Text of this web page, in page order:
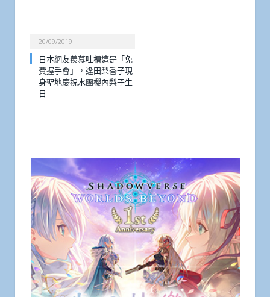
20/09/2019
日本網友羨慕吐槽這是「免
費握手會」，逢田梨香子現
身聖地慶祝水團櫻內梨子生
日